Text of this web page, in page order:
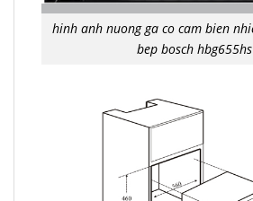
hinh anh nuong ga co cam bien
bep bosch